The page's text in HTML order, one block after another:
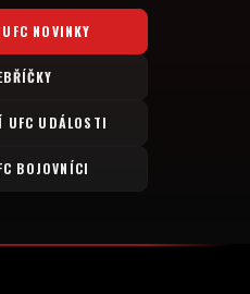
UFC NOVINKY
UFC UDÁLOSTI
BOJOVNÍCI